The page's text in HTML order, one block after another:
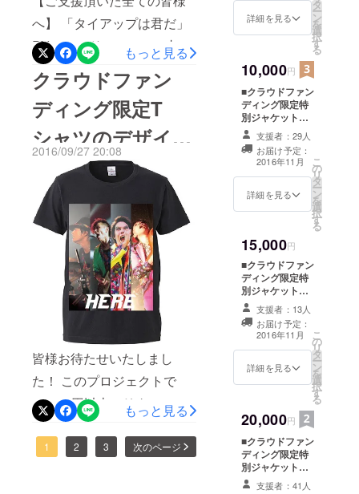
ます。 HERE三橋隼人
お名前をいれてお送りさせ
て頂きます！ PVエンドロー
ルにもご支援頂いた全員の
お名前を入れさせて頂きま
すので、このプロジェクト
に関わってくださった皆様
に良き思い出として残れば
嬉しいです！ 来年春頃の
HERE無料ワンマンライブ
開催実現に向けて、当プロ
ジェクトへの引き続きのご
支援、ご注目のほどよろし
くお願いいたします！！
へ】 「タイアップは君だ」
PVのエンドロールにご支援
頂いた皆様全員のお名前を
入れさせて頂きます！ 本
名、芸名、ニックネーム
等、ご自由にお好きなお名
前をリターンご案内の際に
お伝えください。(ただし、
公序良俗に反する表現、私
共が適切でないと判断した
内容はお断りさせて頂く事
がございます。) 【リター
ンメニュー80,000円をお選
びになりました皆様へ】 PV
完成記念打ち上げの内容に
以下の項目を追加させて頂
きます。 ○PV完成記念特別
アコースティックライブ開
催 ○HEREメンバーが自慢の
手料理を振る舞います。 引
もっと見る
クラウドファン
ディング限定T
シャツのデザイン
が決定いたしまし
た！
2016/09/27 20:08
皆様お待たせいたしまし
た！ このプロジェクトで
20,000円以上のリターンメ
ニューであるクラウドファ
ンディング限定Tシャツデザ
もっと見る
1 2 3 次のページ
ステージ上
に動き回る
アクショ
ン、
80年代の
ローリング
ストーンズ
や忌野清志
させる
ファッショ
ンやメイク
が特徴の
GLAMOROU
S POPバン
ド
音楽性は王
幅広い。
楽曲は一貫
してポップ
に突き抜け
ており、
前をクレジット
詳細を見る
タ
ー
ン
を
選
択
す
る
10,000円
■クラウドファン
ディング限定特
別ジャケット仕
様「タイアップ
は君だ」 ■CD
ブックレット内
にあなたのお名
前をクレジット
■PV撮影中のNG
支援者：29人
お届け予定：
2016年11月
詳細を見る
こ
の
リ
タ
ー
ン
を
選
択
す
る
15,000円
■クラウドファン
ディング限定特
別ジャケット仕
様「タイアップ
は君だ」 ■CD
ブックレット内
にあなたのお名
前をクレジット
■PV撮影中のNG
メンバーサイン
色紙
支援者：13人
お届け予定：
2016年11月
詳細を見る
こ
の
リ
タ
ー
ン
を
選
択
す
る
20,000円
■クラウドファン
ディング限定特
別ジャケット仕
様「タイアップ
支援者：41人